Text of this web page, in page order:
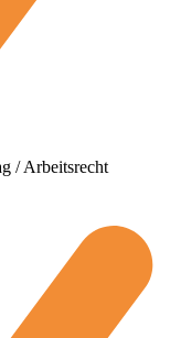
/ Arbeitsrecht